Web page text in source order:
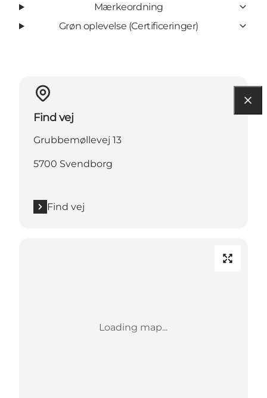
Mærkeordning
Grøn oplevelse (Certificeringer)
Find vej
Grubbemøllevej 13
5700 Svendborg
Find vej
Loading map...